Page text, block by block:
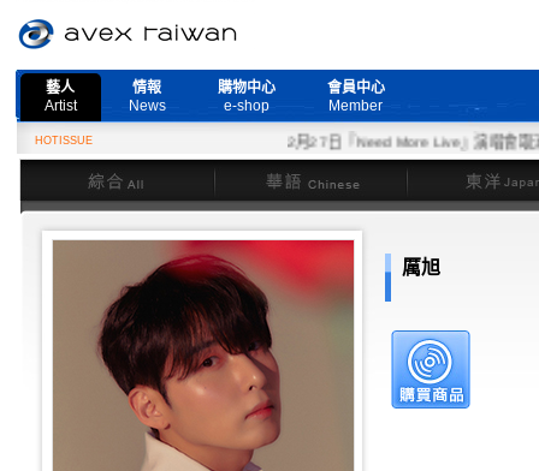
藝人
Artist
情報
News
購物中心
e-shop
會員中心
Member
HOTISSUE
2月27日『Need More Live』演唱會取消公
綜合
華語 東洋
厲旭